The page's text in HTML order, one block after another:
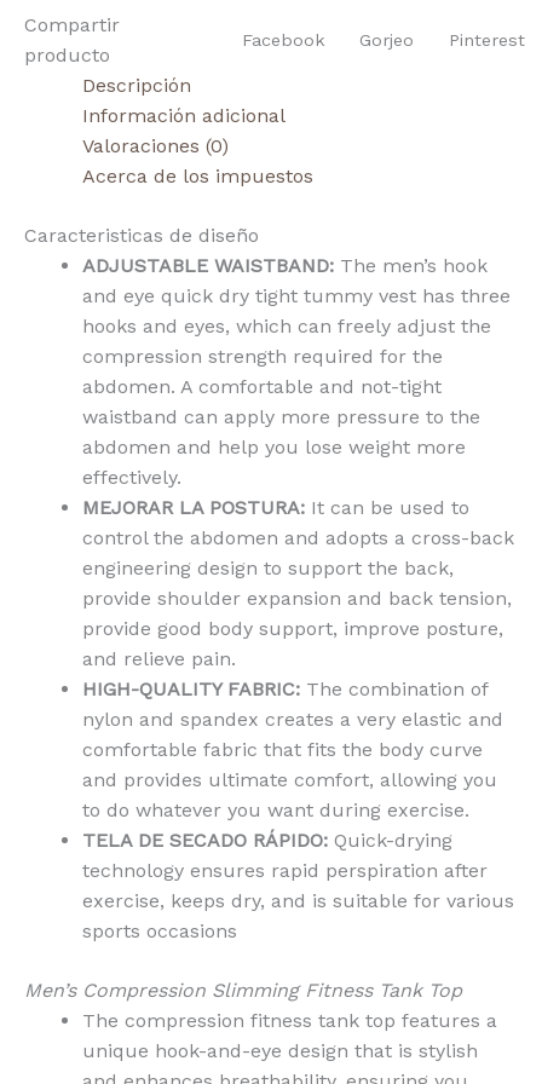
Compartir
producto
Facebook Gorjeo Pinterest
Descripción
Información adicional
Valoraciones (0)
Acerca de los impuestos
Caracteristicas de diseño
ADJUSTABLE WAISTBAND: The men’s hook
and eye quick dry tight tummy vest has three
hooks and eyes, which can freely adjust the
compression strength required for the
abdomen. A comfortable and not-tight
waistband can apply more pressure to the
abdomen and help you lose weight more
effectively.
MEJORAR LA POSTURA: It can be used to
control the abdomen and adopts a cross-back
engineering design to support the back,
provide shoulder expansion and back tension,
provide good body support, improve posture,
and relieve pain.
HIGH-QUALITY FABRIC: The combination of
nylon and spandex creates a very elastic and
comfortable fabric that fits the body curve
and provides ultimate comfort, allowing you
to do whatever you want during exercise.
TELA DE SECADO RÁPIDO: Quick-drying
technology ensures rapid perspiration after
exercise, keeps dry, and is suitable for various
sports occasions
Men’s Compression Slimming Fitness Tank Top
The compression fitness tank top features a
unique hook-and-eye design that is stylish